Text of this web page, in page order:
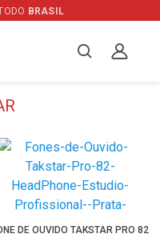
NO BOLETO
DE OUVIDO TAKSTAR PRO 82